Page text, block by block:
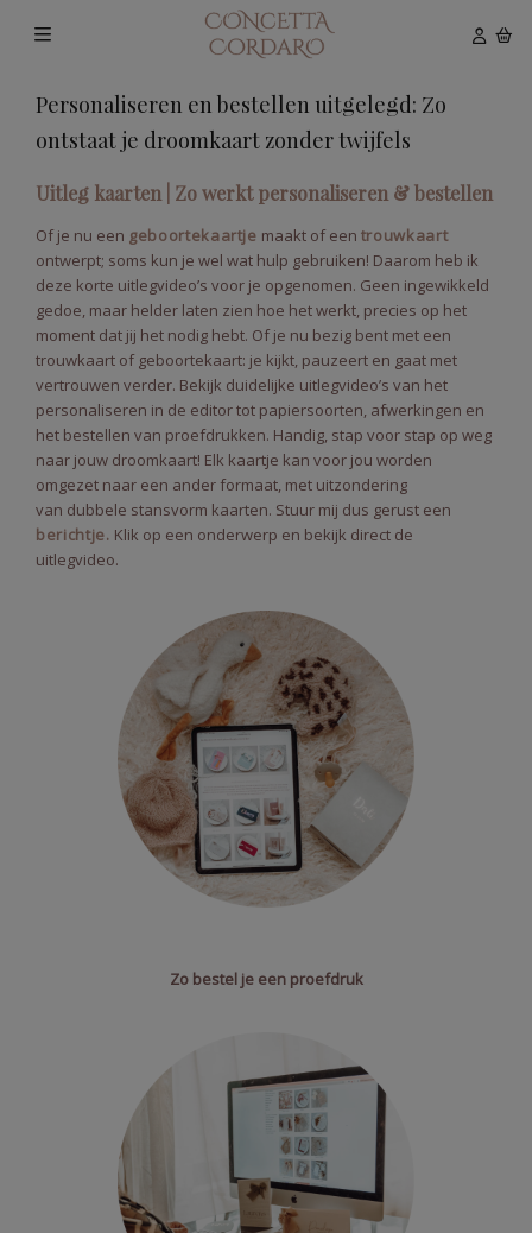
Personaliseren en bestellen uitgelegd: Zo
ontstaat je droomkaart zonder twijfels
Uitleg kaarten | Zo werkt personaliseren & bestellen
Of je nu een geboortekaartje maakt of een trouwkaart
ontwerpt; soms kun je wel wat hulp gebruiken! Daarom heb ik
deze korte uitlegvideo’s voor je opgenomen. Geen ingewikkeld
gedoe, maar helder laten zien hoe het werkt, precies op het
moment dat jij het nodig hebt. Of je nu bezig bent met een
trouwkaart of geboortekaart: je kijkt, pauzeert en gaat met
vertrouwen verder. Bekijk duidelijke uitlegvideo’s van het
personaliseren in de editor tot papiersoorten, afwerkingen en
het bestellen van proefdrukken. Handig, stap voor stap op weg
naar jouw droomkaart! Elk kaartje kan voor jou worden
omgezet naar een ander formaat, met uitzondering
van dubbele stansvorm kaarten. Stuur mij dus gerust een
berichtje. Klik op een onderwerp en bekijk direct de
uitlegvideo.
Zo bestel je een proefdruk